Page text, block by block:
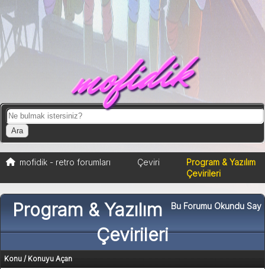
mofidik
mofidik - retro forumları Çeviri
Program & Yazılım
Çevirileri
Bu Forumu Okundu Say
Program & Yazılım
Çevirileri
Konu / Konuyu Açan